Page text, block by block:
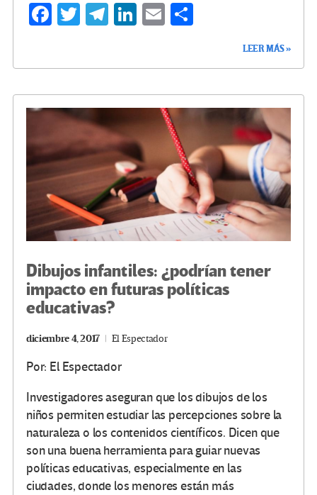
Fa
o
k
T
Te
m
Li
n
E
ar
tir
LEER MÁS »
Dibujos infantiles: ¿podrían tener
impacto en futuras políticas
educativas?
diciembre 4, 2017 El Espectador
Por: El Espectador
Investigadores aseguran que los dibujos de los
niños permiten estudiar las percepciones sobre la
naturaleza o los contenidos científicos. Dicen que
son una buena herramienta para guiar nuevas
políticas educativas, especialmente en las
ciudades, donde los menores están más